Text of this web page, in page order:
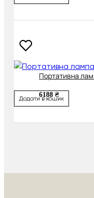
Портативна
6188 ₴
Додати в кошик